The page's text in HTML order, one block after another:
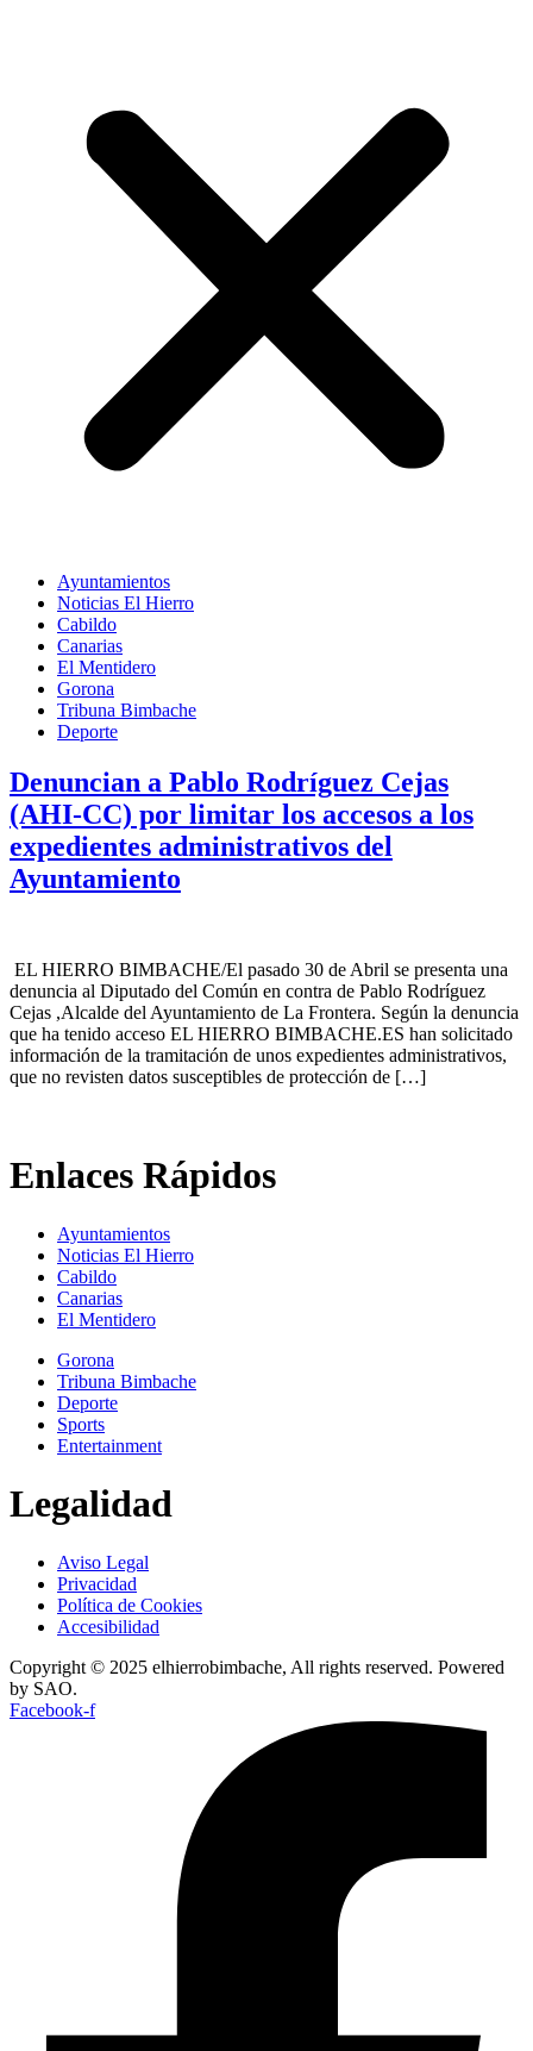
Ayuntamientos
Noticias El Hierro
Cabildo
Canarias
El Mentidero
Gorona
Tribuna Bimbache
Deporte
Denuncian a Pablo Rodríguez Cejas
(AHI-CC) por limitar los accesos a los
expedientes administrativos del
Ayuntamiento
EL HIERRO BIMBACHE/El pasado 30 de Abril se presenta una
denuncia al Diputado del Común en contra de Pablo Rodríguez
Cejas ,Alcalde del Ayuntamiento de La Frontera. Según la denuncia
que ha tenido acceso EL HIERRO BIMBACHE.ES han solicitado
información de la tramitación de unos expedientes administrativos,
que no revisten datos susceptibles de protección de […]
Enlaces Rápidos
Ayuntamientos
Noticias El Hierro
Cabildo
Canarias
El Mentidero
Gorona
Tribuna Bimbache
Deporte
Sports
Entertainment
Legalidad
Aviso Legal
Privacidad
Política de Cookies
Accesibilidad
Copyright © 2025 elhierrobimbache, All rights reserved. Powered
by SAO.
Facebook-f